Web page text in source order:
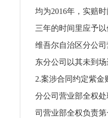
均为2016年，实赔
三年的时间里应予
维吾尔自治区分公
东分公司以其未到
2.案涉合同约定紫金
分公司营业部全权
司营业部全权负责